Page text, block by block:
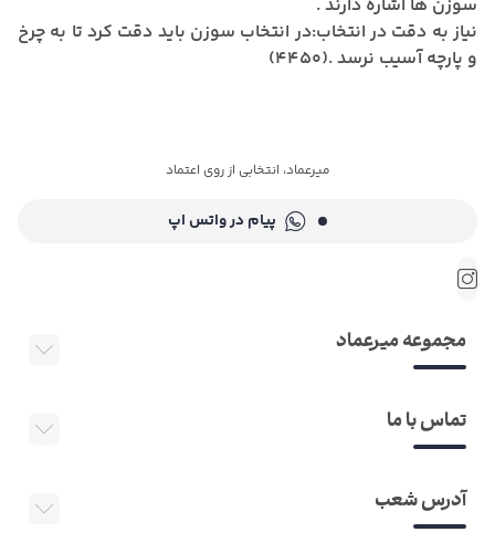
سوزن ها اشاره دارند.
نیاز به دقت در انتخاب:در انتخاب سوزن باید دقت کرد تا به چرخ
و پارچه آسیب نرسد .(4450)
میرعماد، انتخابی از روی اعتماد
پیام در واتس اپ
مجموعه میرعماد
تماس با ما
آدرس شعب